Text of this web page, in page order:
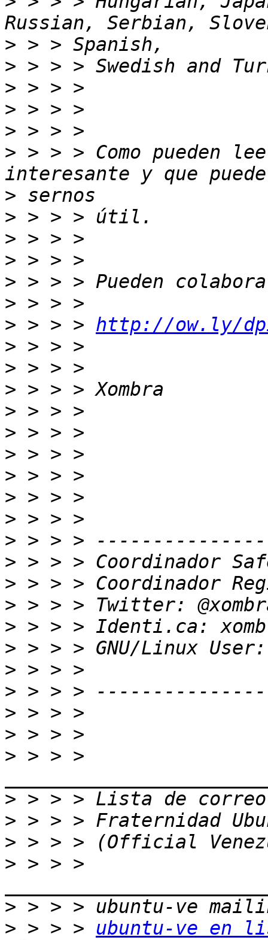
>
>
>
>
>
> > > > Como pueden
>
>
>
>
>
>
> > > > http://ow.ly/
>
>
>
>
>
>
>
>
>
>
>
>
>
>
>
>
>
>
>
> > > >
>
>
>
> > > >
>
> > > > ubuntu-ve en